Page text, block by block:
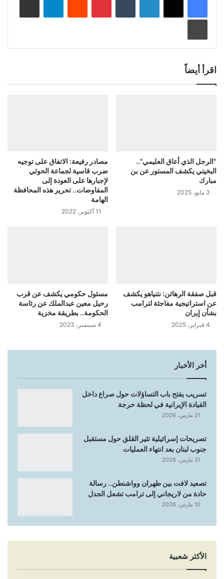
اقرأ أيضاً
"الرجل الذي أعاق العليمي"..
البخيتي يكشف المستور عن بن
مبارك
3 مايو، 2025
مصادر رفيعة: الاتفاق على توجيه
ضرب قاسية لجماعة الحوثي
لإجبارها على العودة إلى
المفاوضات.. تحرير هذه المحافظة
الهامة
11 أكتوبر، 2022
قبل صفقة الرهائن: نتنياهو يكشف
عن استراتيجية مفاجئة لترامب
بشأن إيران
4 فبراير، 2025
مسئول حكومي يكشف عن قرب
رحيل معين عبدالملك عن رئاسة
الحكومة.. بطريقة مخزية
4 سبتمبر، 2023
أخر الأخبار
تسريب يفتح باب التساؤلات حول صراع داخل
القيادة الإيرانية في لحظة حرجة
31 مارس، 2026
تصريحات إسرائيلية تثير القلق حول مستقبل
جنوب لبنان بعد انتهاء العمليات
31 مارس، 2026
تصعيد لافت بين طهران وواشنطن.. رسالة
حادة من لاريجاني إلى ترامب تشعل الجدل
10 مارس، 2026
الأكثر شعبية